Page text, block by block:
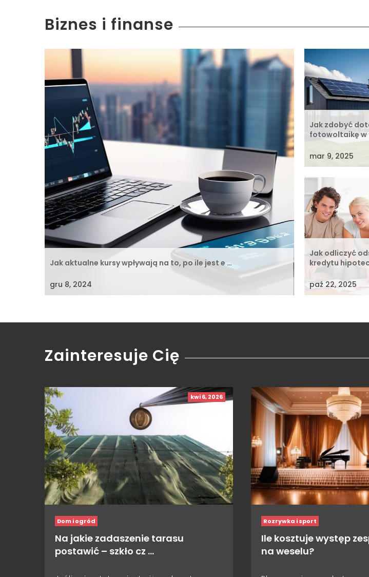
Biznes i finanse
Jak aktualne kursy wpływają na to, po ile jest e …
gru 8, 2024
Jak zdobyć
fotowoltaikę w
mar 9, 2025
Jak odliczyć
kredytu
paź 22, 2025
Zainteresuje Cię
kwi 6, 2026
Dom i ogród
Na jakie zadaszenie tarasu
postawić – szkło cz …
Rozrywka i sport
Ile kosztuje występ
na weselu?